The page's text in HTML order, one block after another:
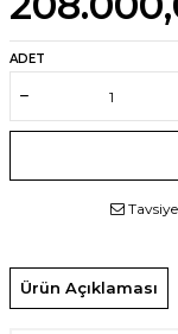
ADET
Ürün Açıklaması